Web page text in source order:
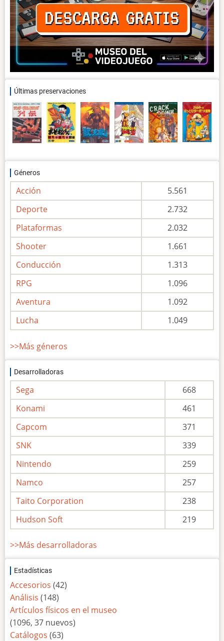
Últimas preservaciones
Géneros
Acción
5.561
Deporte
2.732
Plataformas
2.032
Shooter
1.661
Conducción
1.313
RPG
1.096
Aventura
1.092
Lucha
1.049
>>Más géneros
Desarrolladoras
Sega
668
Konami
461
Capcom
371
SNK
339
Nintendo
259
Namco
257
Taito Corporation
238
Hudson Soft
219
>>Más desarrolladoras
Estadísticas
Accesorios (42)
Análisis (148)
Artículos físicos en el museo
(1096, 37 nuevos)
Catálogos (63)